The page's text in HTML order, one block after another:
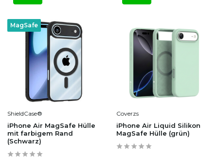
MagSafe
ShieldCase®
iPhone Air MagSafe Hülle
mit farbigem Rand
(Schwarz)
Coverzs
iPhone Air Liquid Silikon
MagSafe Hülle (grün)